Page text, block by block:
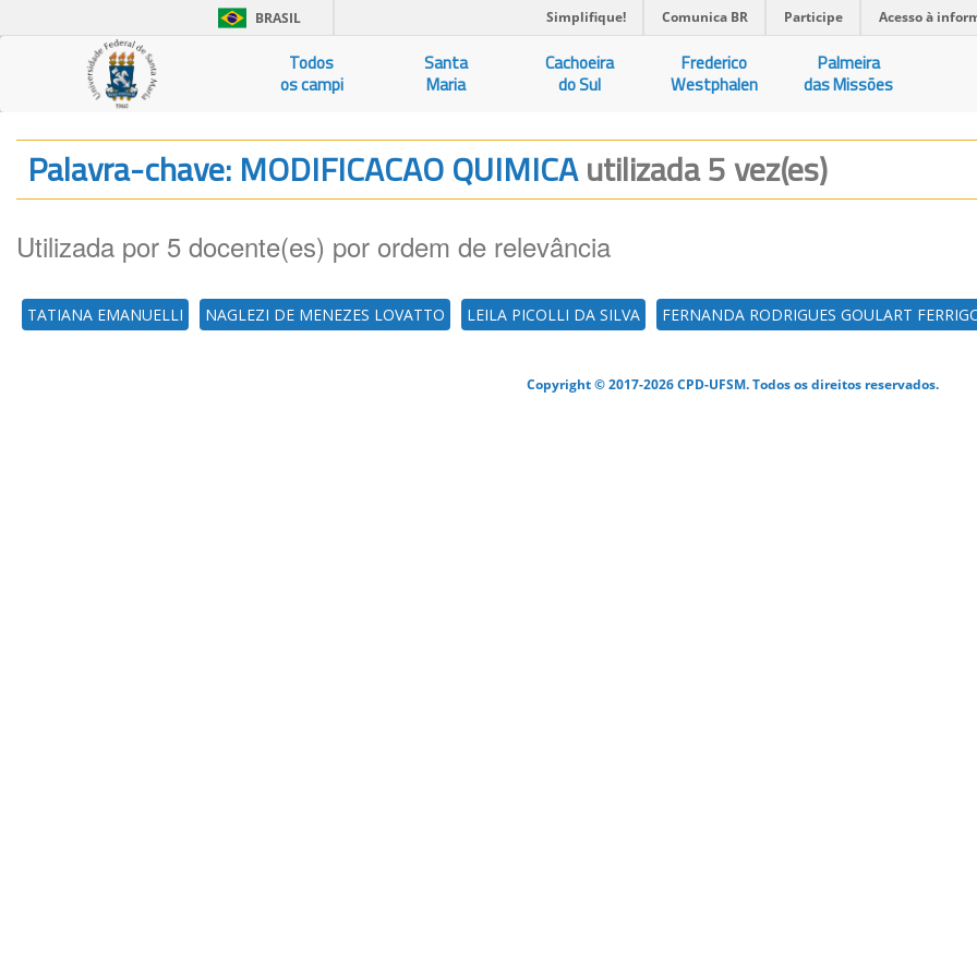
BRASIL Simplifique! Comunica BR Participe Acesso à
Todos
os campi
Santa
Maria
Cachoeira
do Sul
Frederico
Westphalen
Palmeira
das Missões
Palavra-chave: MODIFICACAO QUIMICAutilizada 5 vez(es)
Utilizada por 5 docente(es) por ordem de relevância
TATIANA EMANUELLI NAGLEZI DE MENEZES LOVATTO LEILA PICOLLI DA SILVA FERNANDA RODRIGUES GOULART
Copyright © 2017-2026 CPD-UFSM. Todos os direitos reservados.